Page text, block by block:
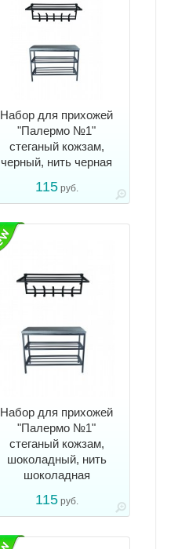
Набор для прихожей
"Палермо №1"
стеганый кожзам,
черный, нить черная
115руб.
Набор для прихожей
"Палермо №1"
стеганый кожзам,
шоколадный, нить
шоколадная
115руб.